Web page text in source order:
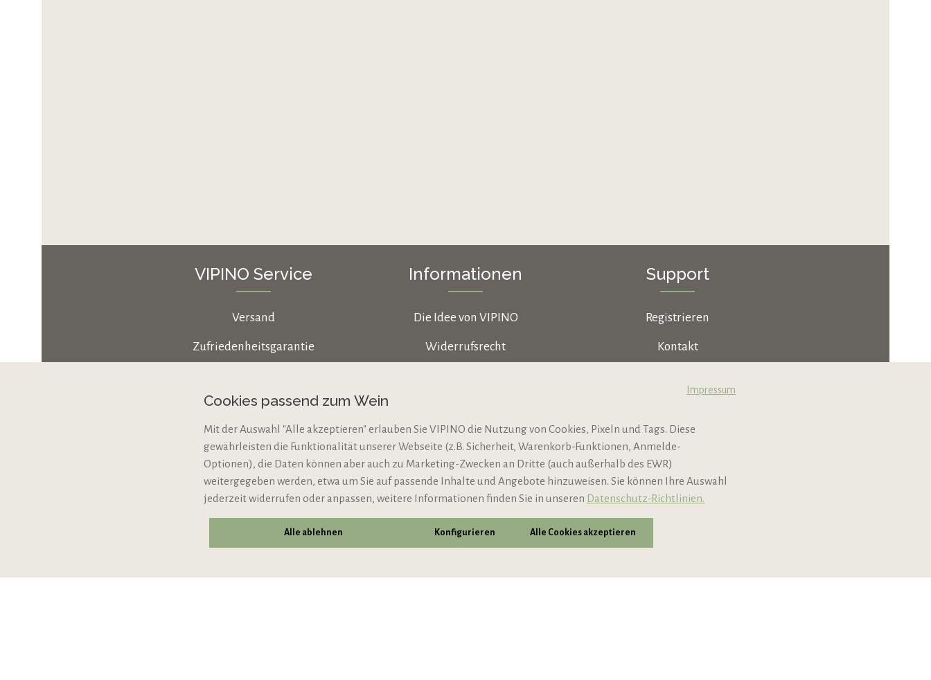
VIPINO Service
Versand
Zufriedenheitsgarantie
Cookie-Einstellungen
Bio-Zertifizierung
VERTRAG WIDERRUFEN
Informationen
Die Idee von VIPINO
Widerrufsrecht
Impressum
Jugendschutz
Support
Registrieren
Kontakt
Newsletter
Impressum
Cookies passend zum Wein
Mit der Auswahl "Alle akzeptieren" erlauben Sie VIPINO die Nutzung von Cookies, Pixeln und Tags. Diese
gewährleisten die Funktionalität unserer Webseite (z.B. Sicherheit, Warenkorb-Funktionen, Anmelde-
Optionen), die Daten können aber auch zu Marketing-Zwecken an Dritte (auch außerhalb des EWR)
weitergegeben werden, etwa um Sie auf passende Inhalte und Angebote hinzuweisen. Sie können Ihre Auswahl
jederzeit widerrufen oder anpassen, weitere Informationen finden Sie in unseren Datenschutz-Richtlinien.
Alle ablehnen Konfigurieren Alle Cookies akzeptieren